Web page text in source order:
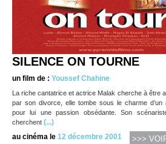
SILENCE ON TOURNE
un film de : Youssef Chahine
La riche cantatrice et actrice Malak cherche à être
par son divorce, elle tombe sous le charme d’un
pour lui une passion obsédante. Son
cherchent (...)
au cinéma le 12 décembre 2001 >>>